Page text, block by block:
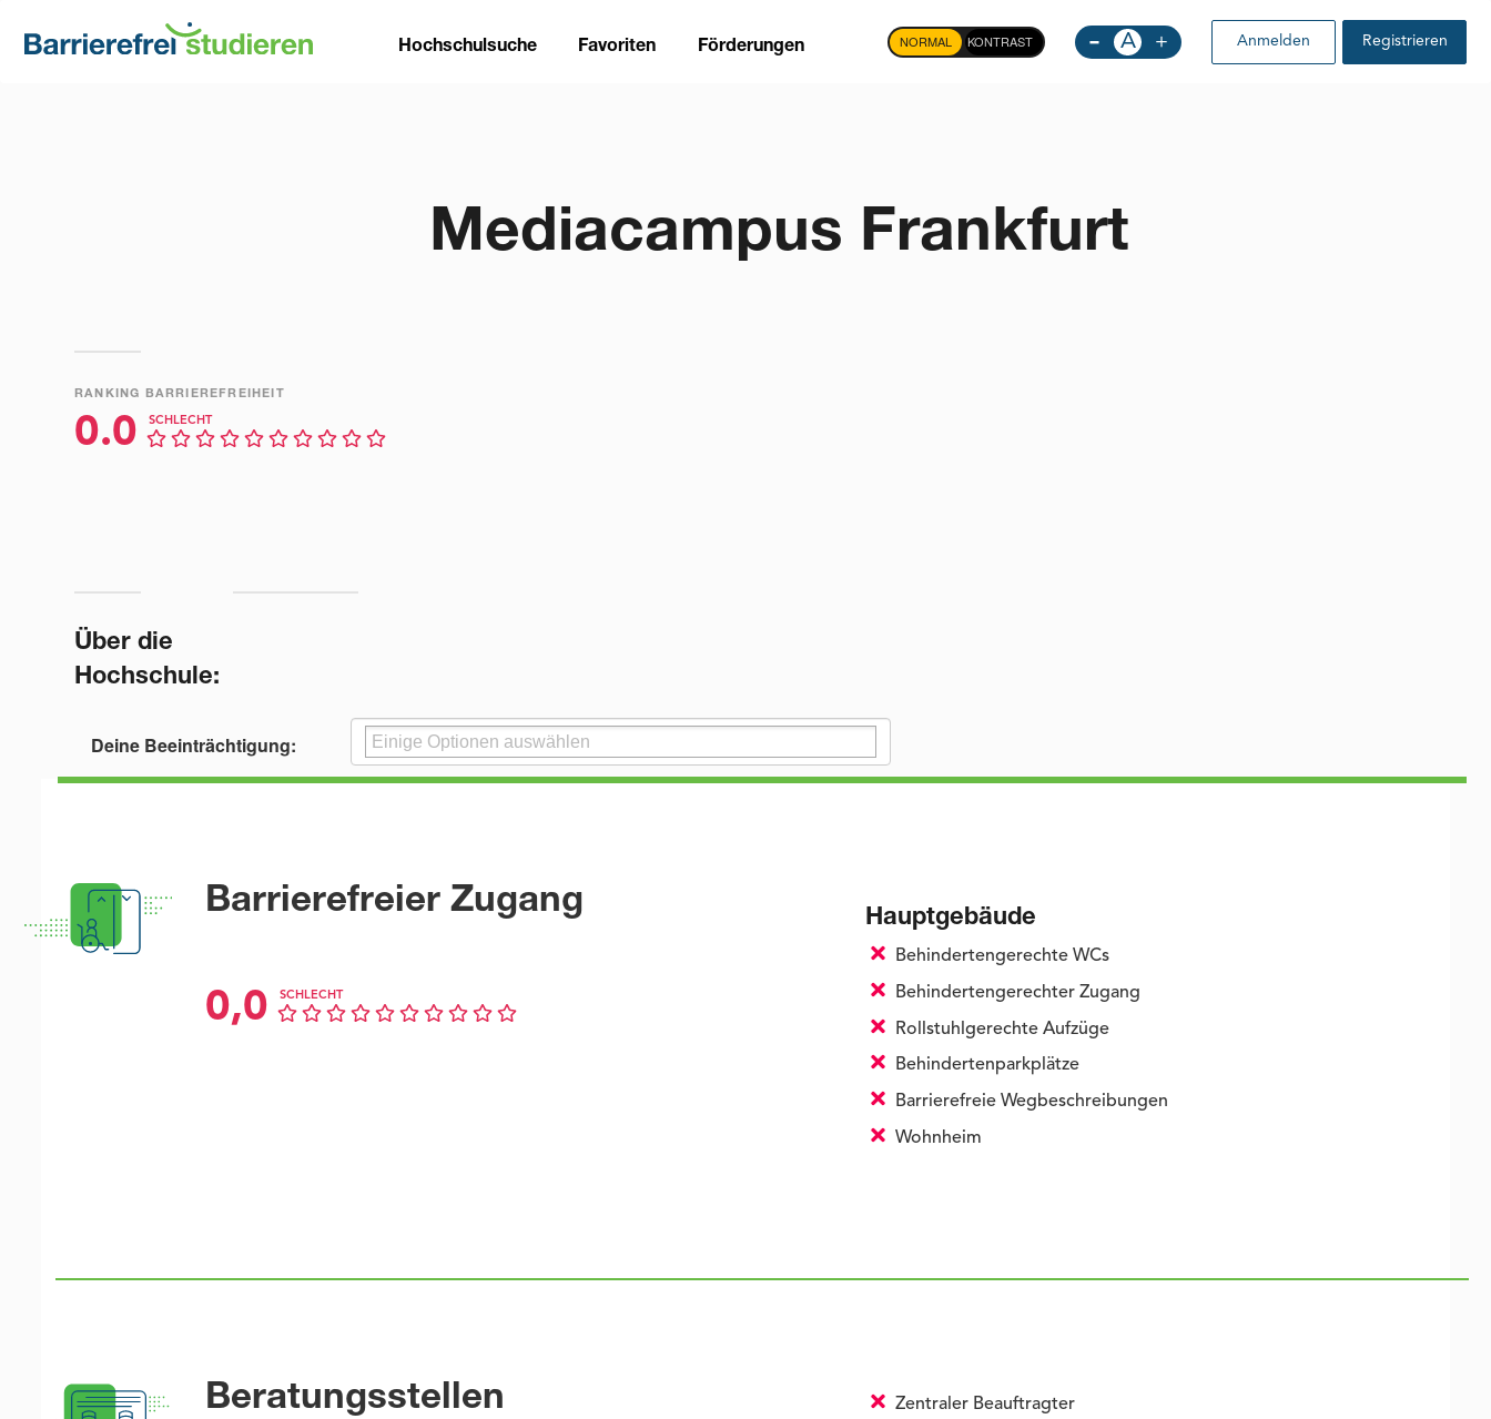
zum
Inhalt
Main
Hochschulsuche Favoriten Förderungen NORMAL KONTRAST - A + Anmelden Registrieren
Mediacampus Frankfurt
RANKING BARRIEREFREIHEIT
0.0 SCHLECHT
Über die
Hochschule:
Deine Beeinträchtigung:
Barrierefreier Zugang
0,0 SCHLECHT
Hauptgebäude
Behindertengerechte WCs
Behindertengerechter Zugang
Rollstuhlgerechte Aufzüge
Behindertenparkplätze
Barrierefreie Wegbeschreibungen
Wohnheim
Beratungsstellen Zentraler Beauftragter